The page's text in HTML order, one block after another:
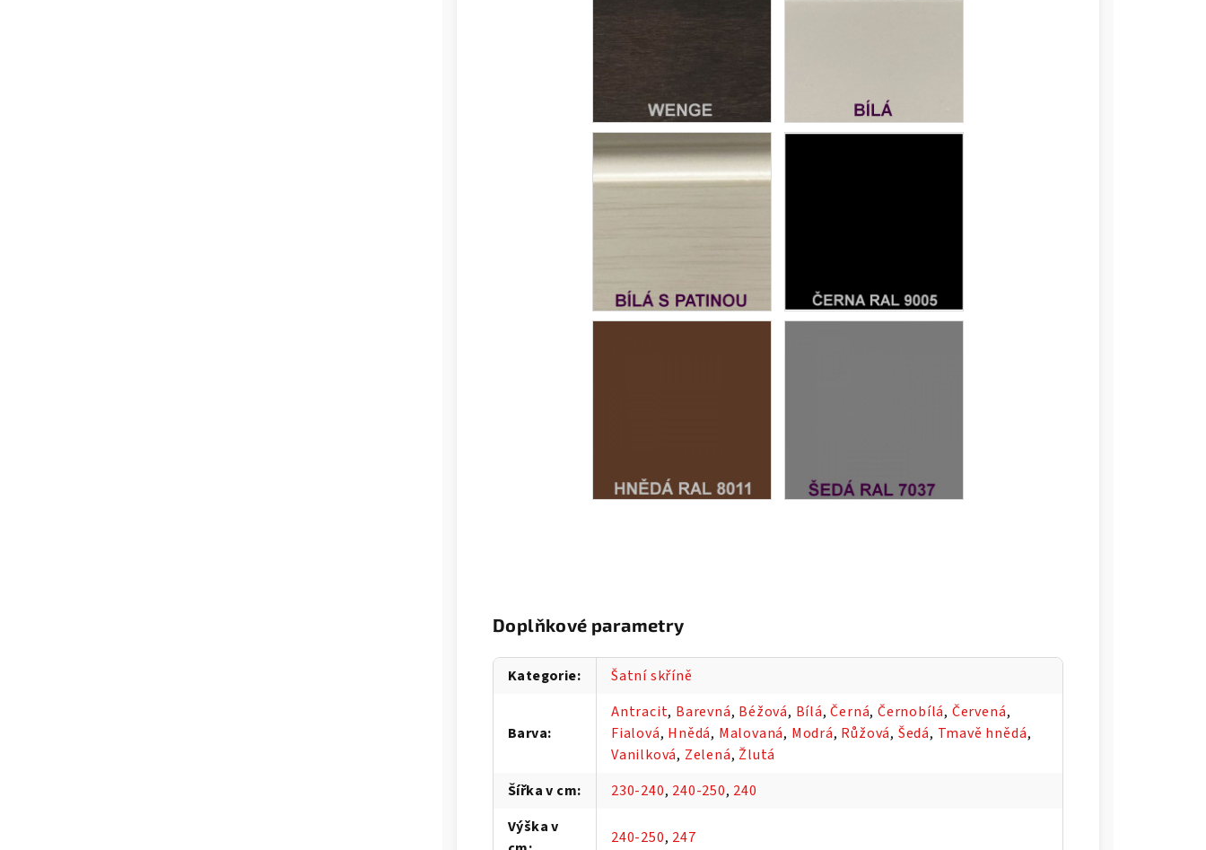
Doplňkové parametry
Kategorie: Šatní skříně
Barva:
Antracit, Barevná, Béžová, Bílá,Černá,Černobílá, Červená,
Fialová, Hnědá, Malovaná, Modrá, Růžová, Šedá, Tmavě hnědá,
Vanilková, Zelená, Žlutá
Šířka v cm: 230-240, 240-250, 240
Výška v
240-250, 247